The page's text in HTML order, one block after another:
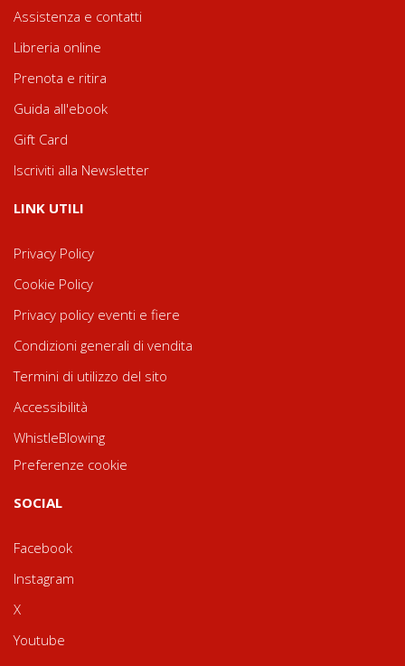
Assistenza e contatti
Libreria online
Prenota e ritira
Guida all'ebook
Gift Card
Iscriviti alla Newsletter
LINK UTILI
Privacy Policy
Cookie Policy
Privacy policy eventi e fiere
Condizioni generali di vendita
Termini di utilizzo del sito
Accessibilità
WhistleBlowing
Preferenze cookie
SOCIAL
Facebook
Instagram
X
Youtube